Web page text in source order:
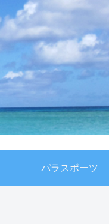
パラスポーツ